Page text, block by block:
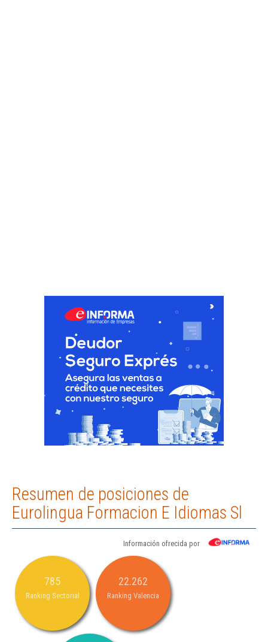
Resumen de posiciones de
Eurolingua Formacion E Idiomas Sl
Información ofrecida por
785
Ranking Sectorial
22.262
Ranking Valencia